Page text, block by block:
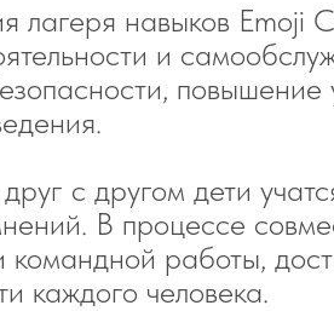
лагеря навыков Emoji
и
повышение
с другом дети
В процессе
командной работы,
каждого человека.